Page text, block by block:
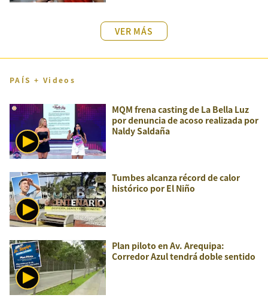
VER MÁS
PAÍS + Videos
MQM frena casting de La Bella Luz
por denuncia de acoso realizada por
Naldy Saldaña
Tumbes alcanza récord de calor
histórico por El Niño
Plan piloto en Av. Arequipa:
Corredor Azul tendrá doble sentido